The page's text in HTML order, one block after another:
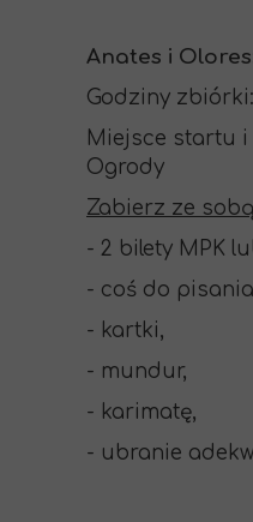
Anates i
Godziny zbiórki:
Miejsce startu i
Ogrody
Zabierz ze
- 2 bilety MPK
- coś do
- kartki,
- mundur,
- karimatę,
- ubranie